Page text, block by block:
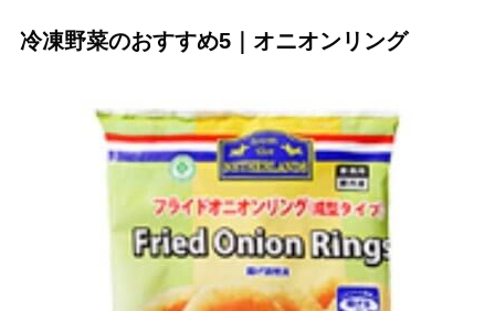
冷凍野菜のおすすめ5｜オニオンリング